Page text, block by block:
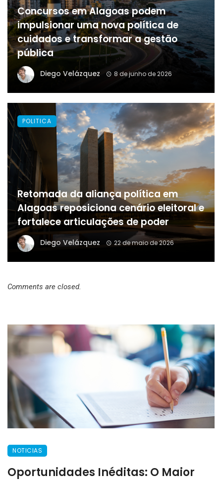
Concursos em Alagoas podem
impulsionar uma nova política de
cuidados e transformar a gestão
pública
Diego Velázquez 8 de junho de 2026
Retomada da aliança política em
Alagoas reposiciona cenário eleitoral e
fortalece articulações de poder
Diego Velázquez 22 de maio de 2026
POLITICA
Comments are closed.
NOTICIAS
Oportunidades Inéditas: O Maior